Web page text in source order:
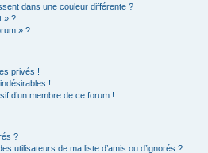
dans une couleur différente ?
» ?
» ?
privés !
!
d’un membre de ce forum !
?
utilisateurs de ma liste d’amis ou d’ignorés ?